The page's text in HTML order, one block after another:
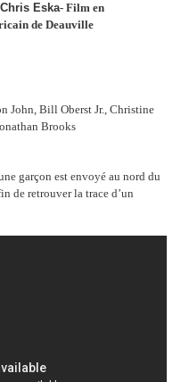
Eska- Film en
de Deauville
John, Bill Oberst Jr., Christine
Brooks
garçon est envoyé au nord du
de retrouver la trace d’un